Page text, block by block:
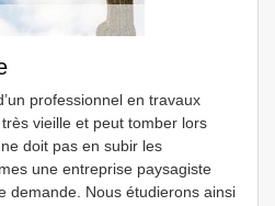
professionnel en travaux
très vieille et peut tomber lors
doit pas en subir les
une entreprise paysagiste
demande. Nous étudierons ainsi